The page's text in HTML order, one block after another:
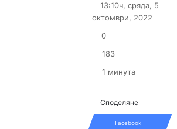
X email
13:10ч, сряда, 5
октомври, 2022
0
183
1 минута
Споделяне
Facebook